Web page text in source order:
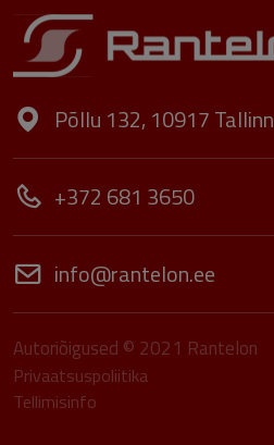
Põllu 132, 10917 Tallinn
+372 681 3650
info@rantelon.ee
Autoriõigused © 2021 Rantelon
Privaatsuspoliitika
Tellimisinfo